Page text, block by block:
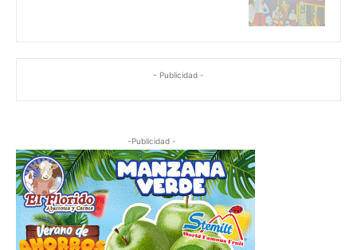
- Publicidad -
-Publicidad -